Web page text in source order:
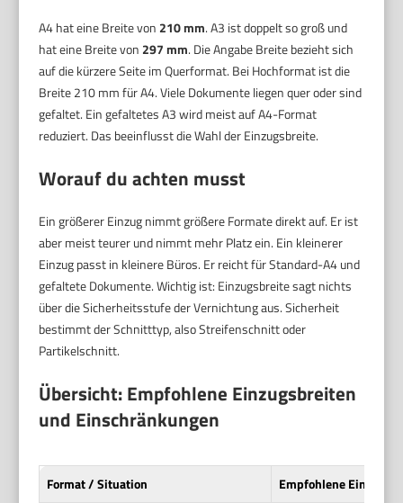
A4 hat eine Breite von 210 mm. A3 ist doppelt so groß und
hat eine Breite von 297 mm. Die Angabe Breite bezieht sich
auf die kürzere Seite im Querformat. Bei Hochformat ist die
Breite 210 mm für A4. Viele Dokumente liegen quer oder sind
gefaltet. Ein gefaltetes A3 wird meist auf A4-Format
reduziert. Das beeinflusst die Wahl der Einzugsbreite.
Worauf du achten musst
Ein größerer Einzug nimmt größere Formate direkt auf. Er ist
aber meist teurer und nimmt mehr Platz ein. Ein kleinerer
Einzug passt in kleinere Büros. Er reicht für Standard-A4 und
gefaltete Dokumente. Wichtig ist: Einzugsbreite sagt nichts
über die Sicherheitsstufe der Vernichtung aus. Sicherheit
bestimmt der Schnitttyp, also Streifenschnitt oder
Partikelschnitt.
Übersicht: Empfohlene Einzugsbreiten
und Einschränkungen
Format / Situation
Empfohlene